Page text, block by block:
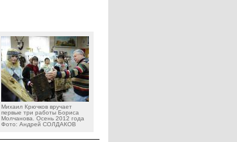
Михаил Крючков вручает
первые три работы Бориса
Молчанова. Осень 2012 года
Фото: Андрей СОЛДАКОВ